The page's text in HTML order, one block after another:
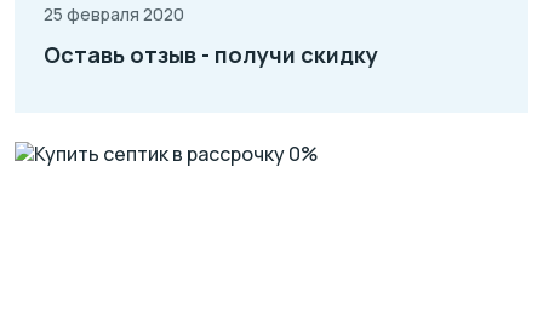
25 февраля 2020
Оставь отзыв - получи скидку